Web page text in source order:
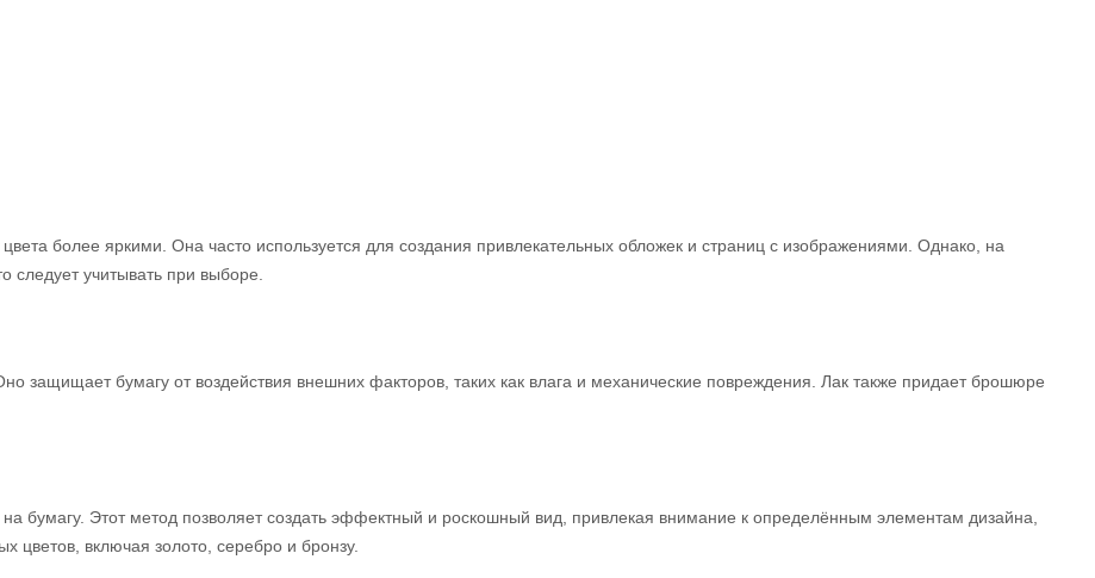
более яркими. Она часто используется для создания привлекательных обложек и страниц с изображениями. Однако, на
следует учитывать при выборе.
защищает бумагу от воздействия внешних факторов, таких как влага и механические повреждения. Лак также придает брошюре
бумагу. Этот метод позволяет создать эффектный и роскошный вид, привлекая внимание к определённым элементам дизайна,
цветов, включая золото, серебро и бронзу.